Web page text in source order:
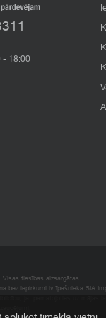
- 18:00
Visas tiesības aizsargātas.
bez iepirkumi.lv īpašnieka SIA